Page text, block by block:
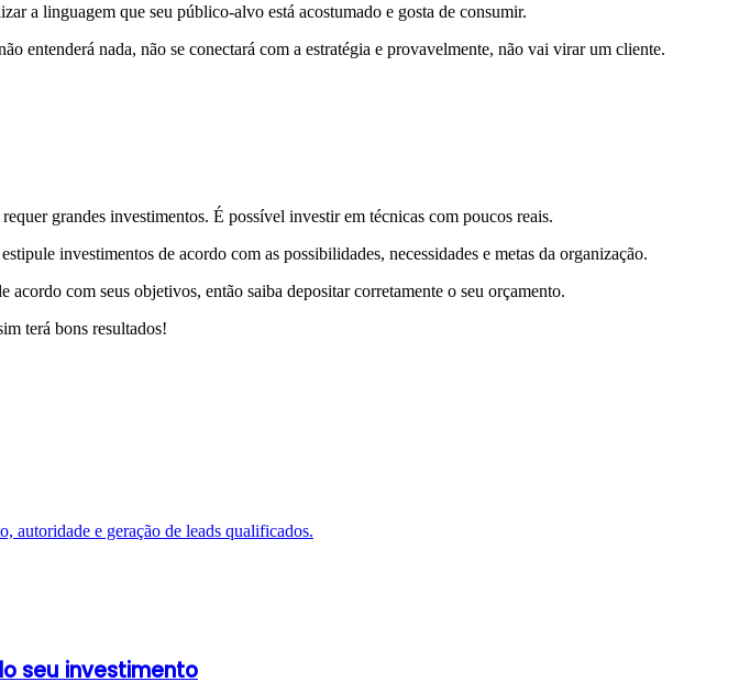
a linguagem que seu público-alvo está acostumado e gosta de consumir.
entenderá nada, não se conectará com a estratégia e provavelmente, não vai virar um cliente.
grandes investimentos. É possível investir em técnicas com poucos reais.
investimentos de acordo com as possibilidades, necessidades e metas da organização.
com seus objetivos, então saiba depositar corretamente o seu orçamento.
terá bons resultados!
seu investimento